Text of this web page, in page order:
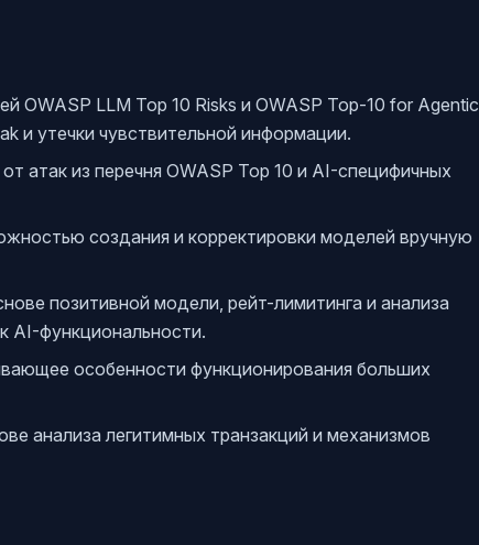
OWASP LLM Top 10 Risks и OWASP Top-10 for Agentic
и утечки чувствительной информации.
атак из перечня OWASP Top 10 и AI-специфичных
создания и корректировки моделей вручную
позитивной модели, рейт-лимитинга и анализа
AI-функциональности.
особенности функционирования больших
анализа легитимных транзакций и механизмов